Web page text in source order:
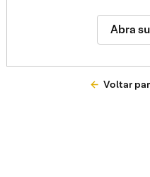
Abra
Voltar